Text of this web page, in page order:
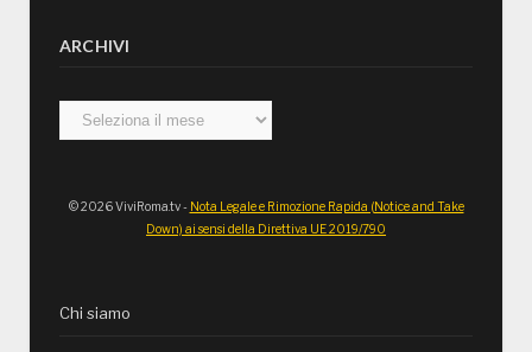
ARCHIVI
Archivi
© 2026 ViviRoma.tv - Nota Legale e Rimozione Rapida (Notice and Take
Down) ai sensi della Direttiva UE 2019/790
Chi siamo